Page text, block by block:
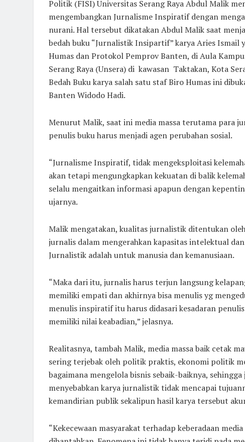
Politik (FISI) Universitas Serang Raya Abdul Malik
mengembangkan Jurnalisme Inspiratif dengan
nurani. Hal tersebut dikatakan Abdul Malik saat
bedah buku “Jurnalistik Insipartif” karya Aries Ismail
Humas dan Protokol Pemprov Banten, di Aula
Serang Raya (Unsera) di kawasan Taktakan, Kota
Bedah Buku karya salah satu staf Biro Humas ini
Banten Widodo Hadi.
Menurut Malik, saat ini media massa terutama para
penulis buku harus menjadi agen perubahan sosial.
“Jurnalisme Inspiratif, tidak mengeksploitasi
akan tetapi mengungkapkan kekuatan di balik
selalu mengaitkan informasi apapun dengan
ujarnya.
Malik mengatakan, kualitas jurnalistik ditentukan
jurnalis dalam mengerahkan kapasitas intelektual
Jurnalistik adalah untuk manusia dan kemanusiaan.
“Maka dari itu, jurnalis harus terjun langsung
memiliki empati dan akhirnya bisa menulis yg
menulis inspiratif itu harus didasari kesadaran
memiliki nilai keabadian,” jelasnya.
Realitasnya, tambah Malik, media massa baik cetak
sering terjebak oleh politik praktis, ekonomi politik
bagaimana mengelola bisnis sebaik-baiknya, sehingga
menyebabkan karya jurnalistik tidak mencapai
kemandirian publik sekalipun hasil karya tersebut
“Kekecewaan masyarakat terhadap keberadaan